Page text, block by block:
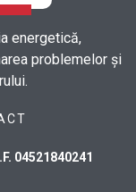
energetică,
problemelor și
04521840241